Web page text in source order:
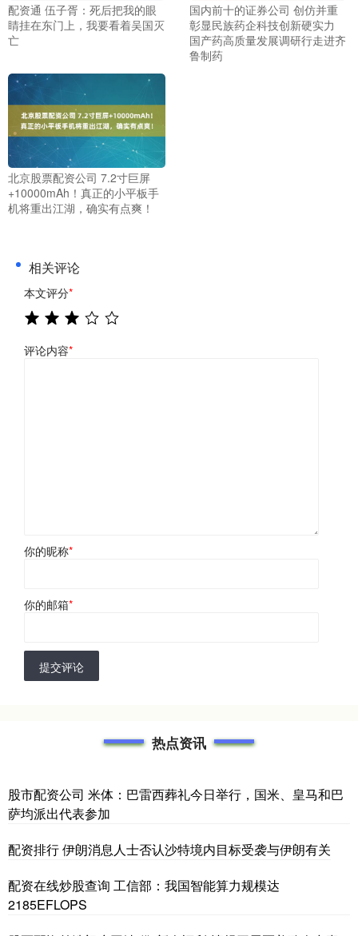
配资通 伍子胥：死后把我的眼
睛挂在东门上，我要看着吴国灭
亡
国内前十的证券公司 创仿并重
彰显民族药企科技创新硬实力
国产药高质量发展调研行走进齐
鲁制药
北京股票配资公司 7.2寸巨屏
+10000mAh！真正的小平板手
机将重出江湖，确实有点爽！
相关评论
本文评分*
评论内容*
你的昵称*
你的邮箱*
提交评论
热点资讯
股市配资公司 米体：巴雷西葬礼今日举行，国米、皇马和巴
萨均派出代表参加
配资排行 伊朗消息人士否认沙特境内目标受袭与伊朗有关
配资在线炒股查询 工信部：我国智能算力规模达
2185EFLOPS